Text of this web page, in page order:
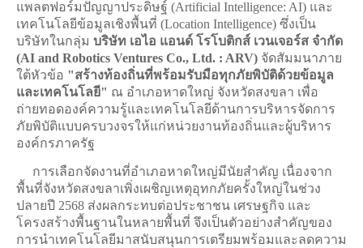
แพลตฟอร์มปัญญาประดิษฐ์ (Artificial Intelligence: AI) และ
เทคโนโลยีข้อมูลเชิงพื้นที่ (Location Intelligence) ซึ่งเป็น
บริษัทในกลุ่ม บริษัท เอไอ แอนด์ โรโบติกส์ เวนเจอร์ส จำกัด
(AI and Robotics Ventures Co., Ltd. : ARV) จัดสัมมนาภาย
ใต้หัวข้อ "สร้างท้องถิ่นที่พร้อมรับมือทุกภัยพิบัติด้วยข้อมูล
และเทคโนโลยี" ณ อำเภอหาดใหญ่ จังหวัดสงขลา เพื่อ
ถ่ายทอดองค์ความรู้และเทคโนโลยีด้านการบริหารจัดการ
ภัยพิบัติแบบครบวงจรให้แก่หน่วยงานท้องถิ่นและผู้บริหาร
องค์กรภาครัฐ
การเลือกจัดงานที่อำเภอหาดใหญ่มีนัยสำคัญ เนื่องจาก
พื้นที่จังหวัดสงขลาเพิ่งเผชิญเหตุอุทกภัยครั้งใหญ่ในช่วง
ปลายปี 2568 ส่งผลกระทบต่อประชาชน เศรษฐกิจ และ
โครงสร้างพื้นฐานในหลายพื้นที่ จึงเป็นตัวอย่างสำคัญของ
การนำเทคโนโลยีมาสนับสนุนการเตรียมพร้อมและลดความ